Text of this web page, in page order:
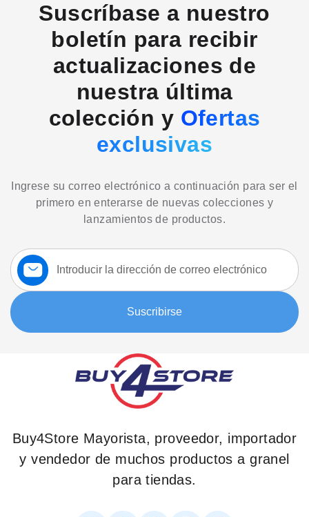
Suscríbase a nuestro
boletín para recibir
actualizaciones de
nuestra última
colección y Ofertas
exclusivas
Ingrese su correo electrónico a continuación para ser el
primero en enterarse de nuevas colecciones y
lanzamientos de productos.
Suscríbase
a
nuestro
boletín:
Suscribirse
Buy4Store Mayorista, proveedor, importador
y vendedor de muchos productos a granel
para tiendas.